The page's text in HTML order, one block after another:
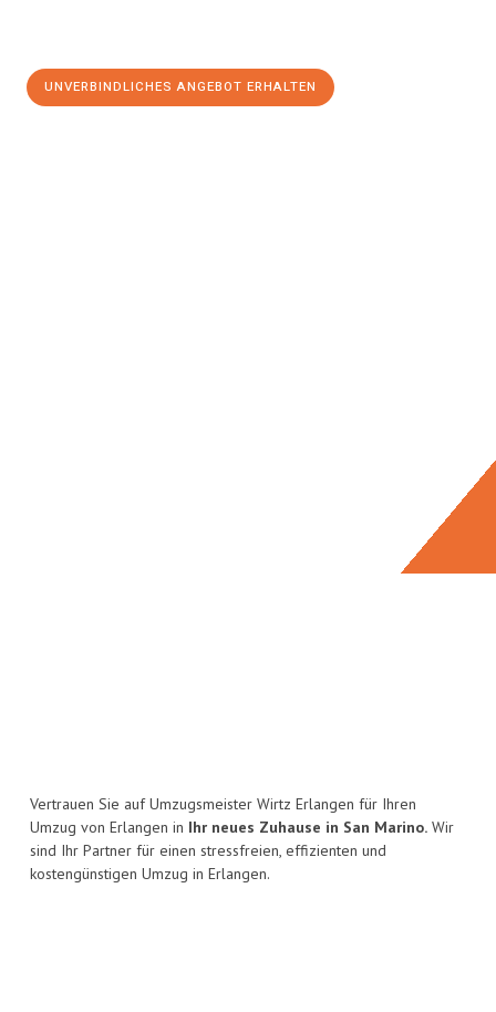
UNVERBINDLICHES ANGEBOT ERHALTEN
Vertrauen Sie auf Umzugsmeister Wirtz Erlangen für Ihren
Umzug von Erlangen in Ihr neues Zuhause in San Marino. Wir
sind Ihr Partner für einen stressfreien, effizienten und
kostengünstigen Umzug in Erlangen.